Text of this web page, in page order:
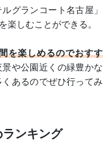
グランコート名古屋」
楽しむことができる。
を楽しめるのでおすす
や公園近くの緑豊かな
あるのでぜひ行ってみ
ンキング